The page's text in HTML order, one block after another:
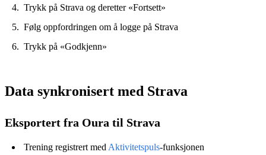
Trykk på Strava og deretter «Fortsett»
Følg oppfordringen om å logge på Strava
Trykk på «Godkjenn»
Data synkronisert med Strava
Eksportert fra Oura til Strava
Trening registrert med Aktivitetspuls-funksjonen